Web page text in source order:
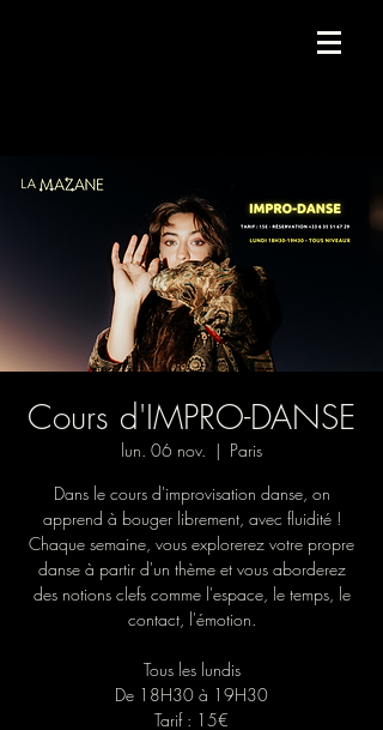
Cours d'IMPRO-DANSE
lun. 06 nov.
  |
Paris
Dans le cours d'improvisation danse, on
apprend à bouger librement, avec fluidité !
Chaque semaine, vous explorerez votre propre
danse à partir d'un thème et vous aborderez
des notions clefs comme l'espace, le temps, le
contact, l'émotion.
Tous les lundis
De 18H30 à 19H30
Tarif : 15€